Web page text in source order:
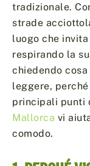
tradizionale.
strade
luogo che
respirando la
chiedendo
leggere,
principali punti
Mallorca vi
comodo.